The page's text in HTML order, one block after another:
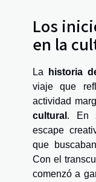
Los
en la
La historia
viaje que
actividad
cultural . En
escape
que
Con el
comenzó a